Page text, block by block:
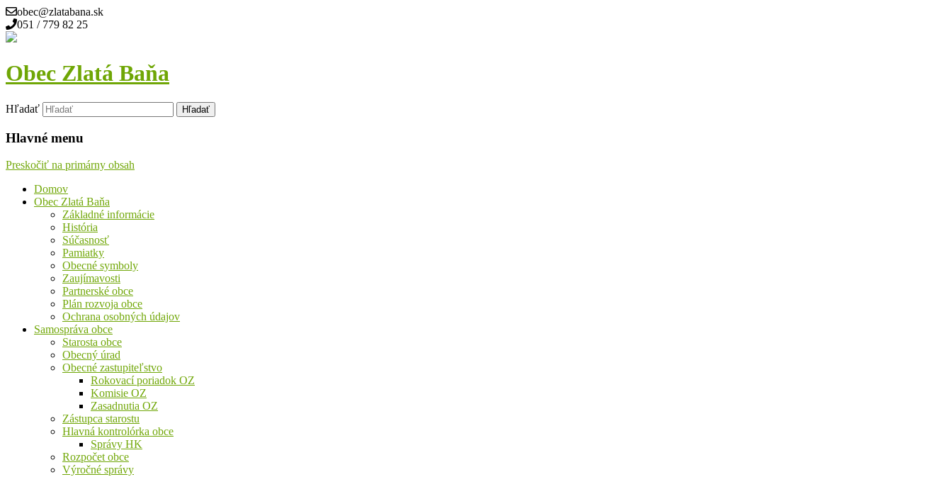
obec@zlatabana.sk
051 / 779 82 25
Obec Zlatá Baňa
Hľadať
Hlavné menu
Preskočiť na primárny obsah
Domov
Obec Zlatá Baňa
Základné informácie
História
Súčasnosť
Pamiatky
Obecné symboly
Zaujímavosti
Partnerské obce
Plán rozvoja obce
Ochrana osobných údajov
Samospráva obce
Starosta obce
Obecný úrad
Obecné zastupiteľstvo
Rokovací poriadok OZ
Komisie OZ
Zasadnutia OZ
Zástupca starostu
Hlavná kontrolórka obce
Správy HK
Rozpočet obce
Výročné správy